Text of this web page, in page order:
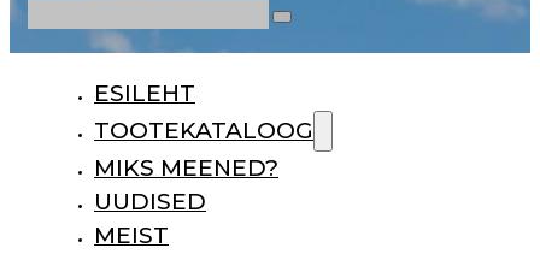
ESILEHT
TOOTEKATALOOG
MIKS MEENED?
UUDISED
MEIST